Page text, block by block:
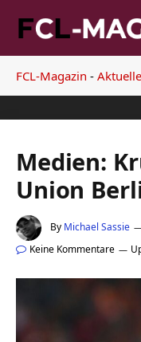
FCL-Magazin -
Medien:
Union
By Michael Sassie
Keine Kommentare